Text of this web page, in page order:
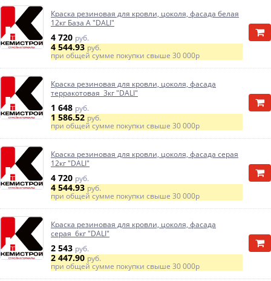
Краска резиновая для кровли, цоколя, фасада белая
12кг База А "DALI"
4 720 руб.
4 544.93руб.
при общей сумме покупки свыше 30 000р
Краска резиновая для кровли, цоколя, фасада
терракотовая 3кг "DALI"
1 648 руб.
1 586.52руб.
при общей сумме покупки свыше 30 000р
Краска резиновая для кровли, цоколя, фасада серая
12кг "DALI"
4 720 руб.
4 544.93руб.
при общей сумме покупки свыше 30 000р
Краска резиновая для кровли, цоколя, фасада
серая 6кг "DALI"
2 543 руб.
2 447.90руб.
при общей сумме покупки свыше 30 000р